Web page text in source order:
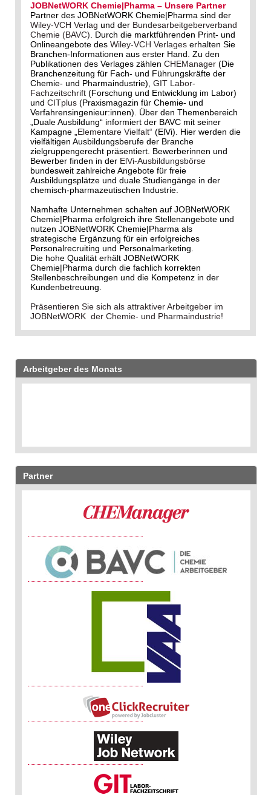
JOBNetWORK Chemie|Pharma – Unsere Partner
Partner des JOBNetWORK Chemie|Pharma sind der
Wiley-VCH Verlag und der Bundesarbeitgeberverband
Chemie (BAVC). Durch die marktführenden Print- und
Onlineangebote des Wiley-VCH Verlages erhalten Sie
Branchen-Informationen aus erster Hand. Zu den
Publikationen des Verlages zählen CHEManager (Die
Branchenzeitung für Fach- und Führungskräfte der
Chemie- und Pharmaindustrie), GIT Labor-
Fachzeitschrift (Forschung und Entwicklung im Labor)
und CITplus (Praxismagazin für Chemie- und
Verfahrensingenieur:innen). Über den Themenbereich
„Duale Ausbildung“ informiert der BAVC mit seiner
Kampagne „Elementare Vielfalt“ (ElVi). Hier werden die
vielfältigen Ausbildungsberufe der Branche
zielgruppengerecht präsentiert. Bewerberinnen und
Bewerber finden in der ElVi-Ausbildungsbörse
bundesweit zahlreiche Angebote für freie
Ausbildungsplätze und duale Studiengänge in der
chemisch-pharmazeutischen Industrie.
Namhafte Unternehmen schalten auf JOBNetWORK
Chemie|Pharma erfolgreich ihre Stellenangebote und
nutzen JOBNetWORK Chemie|Pharma als
strategische Ergänzung für ein erfolgreiches
Personalrecruiting und Personalmarketing.
Die hohe Qualität erhält JOBNetWORK
Chemie|Pharma durch die fachlich korrekten
Stellenbeschreibungen und die Kompetenz in der
Kundenbetreuung.
Präsentieren Sie sich als attraktiver Arbeitgeber im
JOBNetWORK der Chemie- und Pharmaindustrie!
Arbeitgeber des Monats
Partner